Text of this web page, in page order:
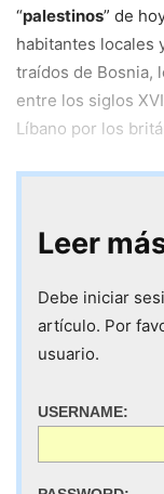
“palestinos” de
habitantes locales
traídos de Bosnia,
entre los siglos
Líbano por los
Leer
Debe iniciar
artículo. Por
usuario.
USERNAME: